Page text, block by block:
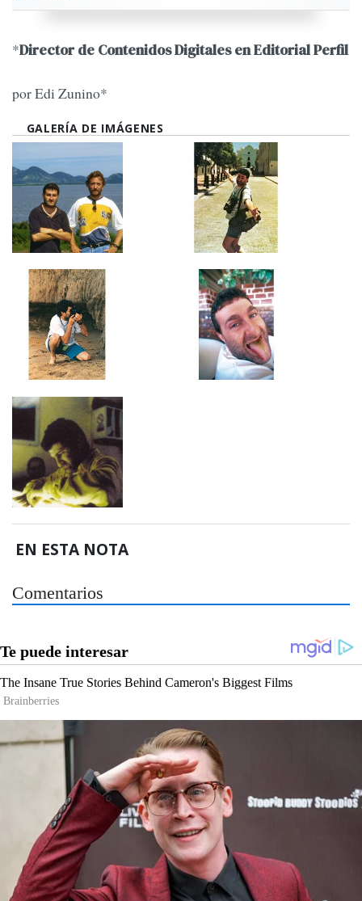
*Director de Contenidos Digitales en Editorial Perfil
por Edi Zunino*
GALERÍA DE IMÁGENES
EN ESTA NOTA
Comentarios